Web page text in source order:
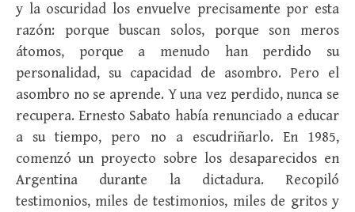
y la oscuridad los envuelve precisamente por esta
razón: porque buscan solos, porque son meros
átomos, porque a menudo han perdido su
personalidad, su capacidad de asombro. Pero el
asombro no se aprende. Y una vez perdido, nunca se
recupera. Ernesto Sabato había renunciado a educar
a su tiempo, pero no a escudriñarlo. En 1985,
comenzó un proyecto sobre los desaparecidos en
Argentina durante la dictadura. Recopiló
testimonios, miles de testimonios, miles de gritos y